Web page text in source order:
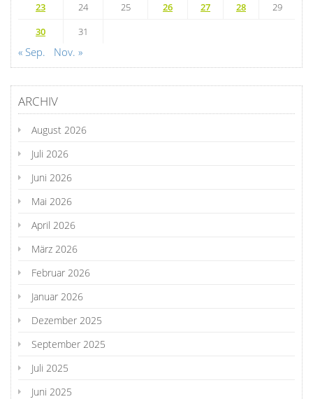
23 24 25 26 27 28
29
30
31
« Sep. Nov. »
ARCHIV
August 2026
Juli 2026
Juni 2026
Mai 2026
April 2026
März 2026
Februar 2026
Januar 2026
Dezember 2025
September 2025
Juli 2025
Juni 2025